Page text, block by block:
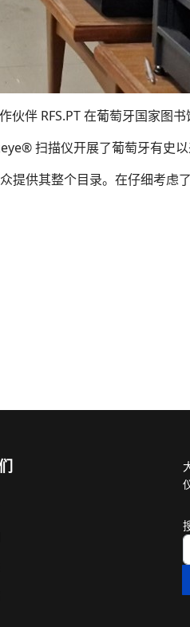
伴 RFS.PT 在葡萄牙国家图书
扫描仪开展了葡萄牙有史以
提供其整个目录。在仔细考虑